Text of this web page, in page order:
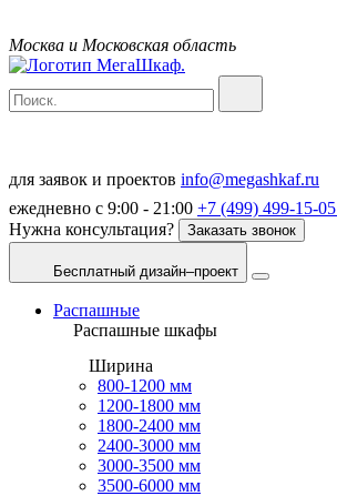
Москва и Московская область
для заявок и проектов info@megashkaf.ru
ежедневно с 9:00 - 21:00 +7 (499) 499-15-05
Нужна консультация?
Заказать звонок
Бесплатный дизайн–проект
Распашные
Распашные шкафы
Ширина
800-1200 мм
1200-1800 мм
1800-2400 мм
2400-3000 мм
3000-3500 мм
3500-6000 мм